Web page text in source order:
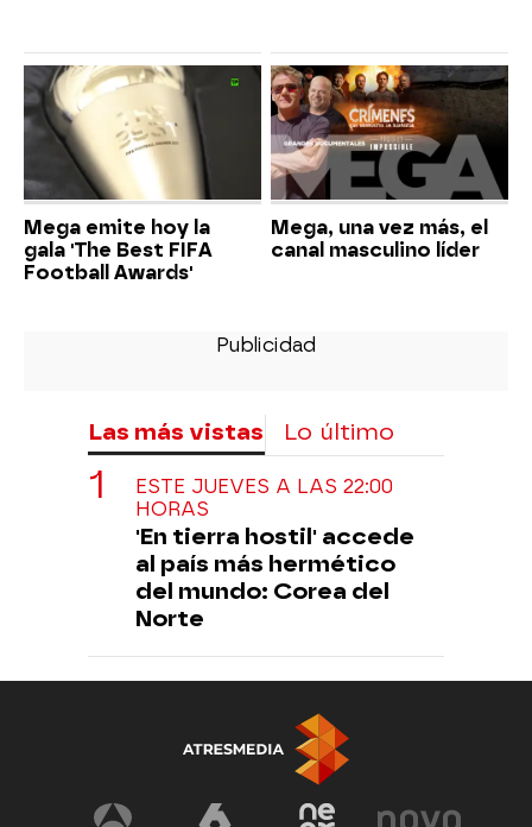
Mega emite hoy la
gala 'The Best FIFA
Football Awards'
Mega, una vez más, el
canal masculino líder
Las más vistas Lo último
ESTE JUEVES A LAS 22:00
HORAS
'En tierra hostil' accede
al país más hermético
del mundo: Corea del
Norte